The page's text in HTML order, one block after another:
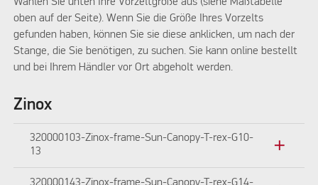
oben auf der Seite). Wenn Sie die Größe Ihres Vorzelts
gefunden haben, können Sie sie diese anklicken, um nach der
Stange, die Sie benötigen, zu suchen. Sie kann online bestellt
und bei Ihrem Händler vor Ort abgeholt werden.
Zinox
320000103-Zinox-frame-Sun-Canopy-T-rex-G10-
13
add